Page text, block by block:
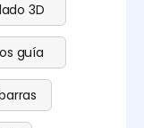
3D
guía